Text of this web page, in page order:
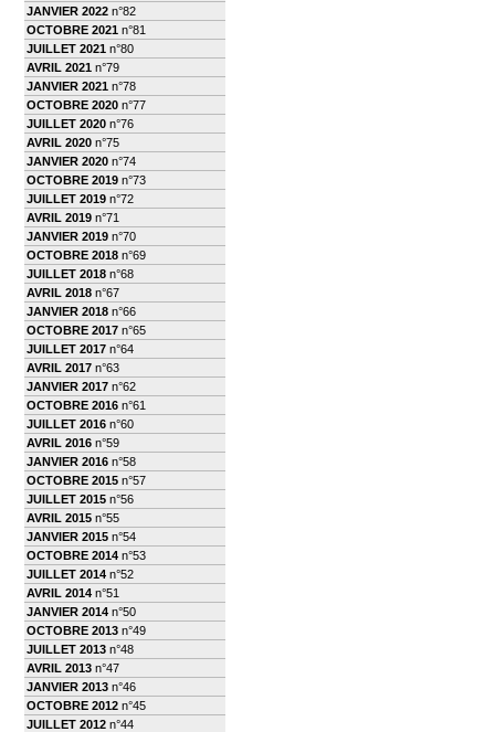
JANVIER 2022 n°82
OCTOBRE 2021 n°81
JUILLET 2021 n°80
AVRIL 2021 n°79
JANVIER 2021 n°78
OCTOBRE 2020 n°77
JUILLET 2020 n°76
AVRIL 2020 n°75
JANVIER 2020 n°74
OCTOBRE 2019 n°73
JUILLET 2019 n°72
AVRIL 2019 n°71
JANVIER 2019 n°70
OCTOBRE 2018 n°69
JUILLET 2018 n°68
AVRIL 2018 n°67
JANVIER 2018 n°66
OCTOBRE 2017 n°65
JUILLET 2017 n°64
AVRIL 2017 n°63
JANVIER 2017 n°62
OCTOBRE 2016 n°61
JUILLET 2016 n°60
AVRIL 2016 n°59
JANVIER 2016 n°58
OCTOBRE 2015 n°57
JUILLET 2015 n°56
AVRIL 2015 n°55
JANVIER 2015 n°54
OCTOBRE 2014 n°53
JUILLET 2014 n°52
AVRIL 2014 n°51
JANVIER 2014 n°50
OCTOBRE 2013 n°49
JUILLET 2013 n°48
AVRIL 2013 n°47
JANVIER 2013 n°46
OCTOBRE 2012 n°45
JUILLET 2012 n°44